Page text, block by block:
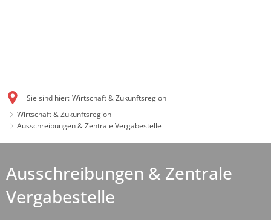
Sie sind hier: Wirtschaft & Zukunftsregion
Wirtschaft & Zukunftsregion
Ausschreibungen & Zentrale Vergabestelle
Ausschreibungen & Zentrale
Vergabestelle